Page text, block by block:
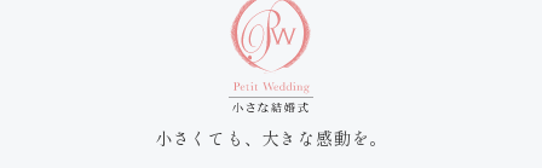
小さくても、大きな感動を。